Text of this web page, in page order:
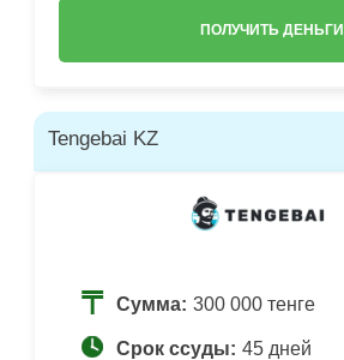
ПОЛУЧИТЬ ДЕНЬГИ
Tengebai KZ
Сумма: 300 000 тенге
Срок ссуды: 45 дней